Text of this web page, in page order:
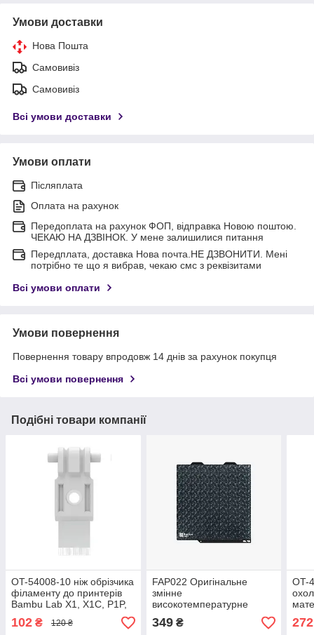
Умови доставки
Нова Пошта
Самовивіз
Самовивіз
Всі умови доставки
Умови оплати
Післяплата
Оплата на рахунок
Передоплата на рахунок ФОП, відправка Новою поштою.
ЧЕКАЮ НА ДЗВІНОК. У мене залишилися питання
Передплата, доставка Нова почта.НЕ ДЗВОНИТИ. Мені
потрібно те що я вибрав, чекаю смс з реквізитами
Всі умови оплати
Умови повернення
Повернення товару впродовж 14 днів за рахунок покупця
Всі умови повернення
Подібні товари компанії
OT-54008-10 ніж обрізчика
філаменту до принтерів
Bambu Lab X1, X1C, P1P,
P1S, A1, A1 mini
102 ₴ 120 ₴
FAP022 Оригінальне
змінне
високотемпературне
покриття Diamond на
клейкій основі до
349₴
OT-
272